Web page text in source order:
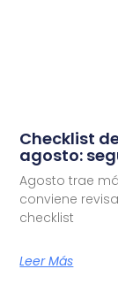
Checklist
agosto:
Agosto trae
conviene
checklist
Leer Más